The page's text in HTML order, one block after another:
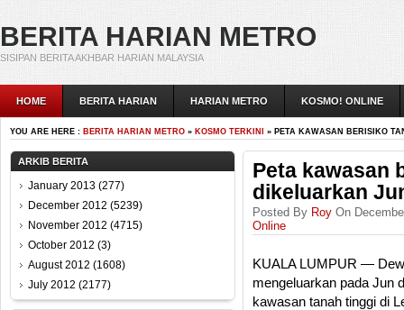
BERITA HARIAN METRO
SISIPAN BERITA AKHBAR HARIAN MALAYSIA
HOME BERITA HARIAN HARIAN METRO KOSMO! ONLINE
YOU ARE HERE : BERITA HARIAN METRO » KOSMO TERKINI » PETA KAWASAN BERISIKO
ARKIB BERITA
January 2013 (277)
December 2012 (5239)
November 2012 (4715)
October 2012 (3)
August 2012 (1608)
July 2012 (2177)
Peta kawasan
dikeluarkan
Posted By Roy On
Online
KUALA LUMPUR —
mengeluarkan pada Jun
kawasan tanah tinggi di